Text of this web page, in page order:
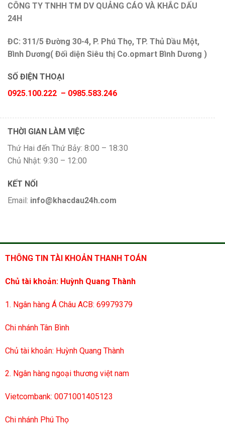
CÔNG TY TNHH TM DV QUẢNG CÁO VÀ KHẮC DẤU
24H
ĐC: 311/5 Đường 30-4, P. Phú Thọ, TP. Thủ Dầu Một,
Bình Dương( Đối diện Siêu thị Co.opmart Bình Dương )
SỐ ĐIỆN THOẠI
0925.100.222 – 0985.583.246
THỜI GIAN LÀM VIỆC
Thứ Hai đến Thứ Bảy: 8:00 – 18:30
Chủ Nhật: 9:30 – 12:00
KẾT NỐI
Email: info@khacdau24h.com
THÔNG TIN TÀI KHOẢN THANH TOÁN
Chủ tài khoản: Huỳnh Quang Thành
1. Ngân hàng Á Châu ACB: 69979379
Chi nhánh Tân Bình
Chủ tài khoản: Huỳnh Quang Thành
2. Ngân hàng ngoại thương việt nam
Vietcombank: 0071001405123
Chi nhánh Phú Thọ